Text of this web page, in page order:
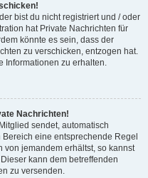
bist du nicht registriert und / oder
hat Private Nachrichten für
könnte es sein, dass der
zu verschicken, entzogen hat.
Informationen zu erhalten.
Nachrichten!
sendet, automatisch
eine entsprechende Regel
jemandem erhältst, so kannst
kann dem betreffenden
zu versenden.